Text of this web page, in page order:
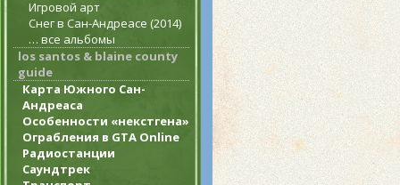
Игровой арт
Снег в Сан-Андреасе (2014)
… все альбомы
los santos & blaine county
guide
Карта Южного Сан-
Андреаса
Особенности «некстгена»
Ограбления в GTA Online
Радиостанции
Саундтрек